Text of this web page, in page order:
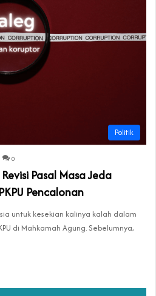
Politik
0
Pasal Masa Jeda
Pencalonan
untuk kesekian kalinya kalah dalam
di Mahkamah Agung. Sebelumnya,